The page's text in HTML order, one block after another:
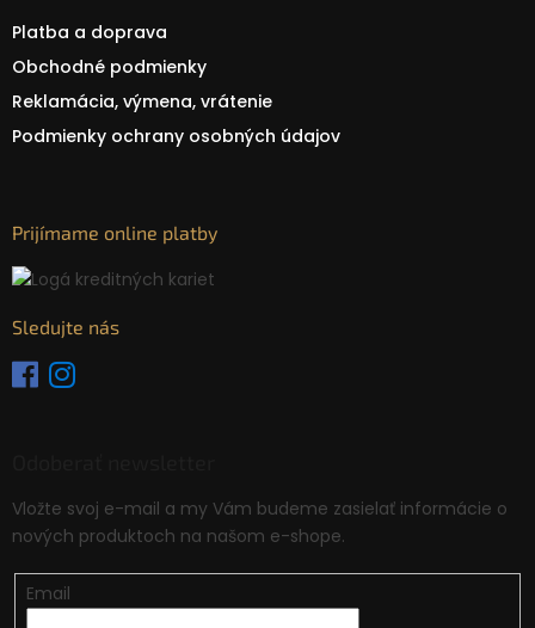
Platba a doprava
Obchodné podmienky
Reklamácia, výmena, vrátenie
Podmienky ochrany osobných údajov
Prijímame online platby
Sledujte nás
Vložte svoj e-mail a my Vám budeme zasielať informácie o
nových produktoch na našom e-shope.
Email